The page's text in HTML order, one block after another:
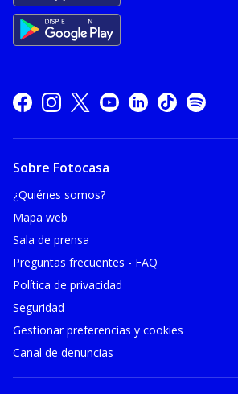
Sobre Fotocasa
¿Quiénes somos?
Mapa web
Sala de prensa
Preguntas frecuentes - FAQ
Política de privacidad
Seguridad
Gestionar preferencias y cookies
Canal de denuncias